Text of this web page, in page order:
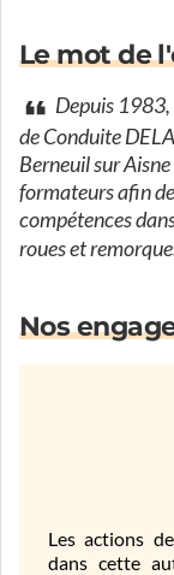
Le mot de
Depuis 1983,
de Conduite
Berneuil sur
formateurs afin
compétences
roues et
Nos
Les actions
dans cette